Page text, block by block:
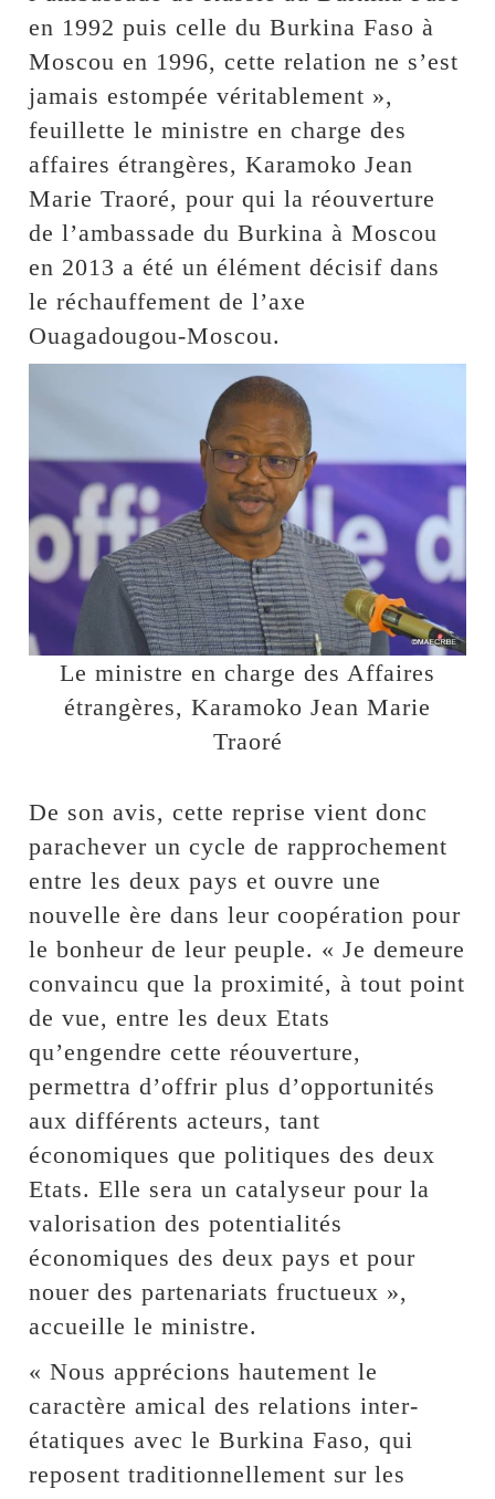
en 1992 puis celle du Burkina Faso à
Moscou en 1996, cette relation ne s’est
jamais estompée véritablement »,
feuillette le ministre en charge des
affaires étrangères, Karamoko Jean
Marie Traoré, pour qui la réouverture
de l’ambassade du Burkina à Moscou
en 2013 a été un élément décisif dans
le réchauffement de l’axe
Ouagadougou-Moscou.
Le ministre en charge des Affaires
étrangères, Karamoko Jean Marie
Traoré
De son avis, cette reprise vient donc
parachever un cycle de rapprochement
entre les deux pays et ouvre une
nouvelle ère dans leur coopération pour
le bonheur de leur peuple. « Je demeure
convaincu que la proximité, à tout point
de vue, entre les deux Etats
qu’engendre cette réouverture,
permettra d’offrir plus d’opportunités
aux différents acteurs, tant
économiques que politiques des deux
Etats. Elle sera un catalyseur pour la
valorisation des potentialités
économiques des deux pays et pour
nouer des partenariats fructueux »,
accueille le ministre.
« Nous apprécions hautement le
caractère amical des relations inter-
étatiques avec le Burkina Faso, qui
reposent traditionnellement sur les